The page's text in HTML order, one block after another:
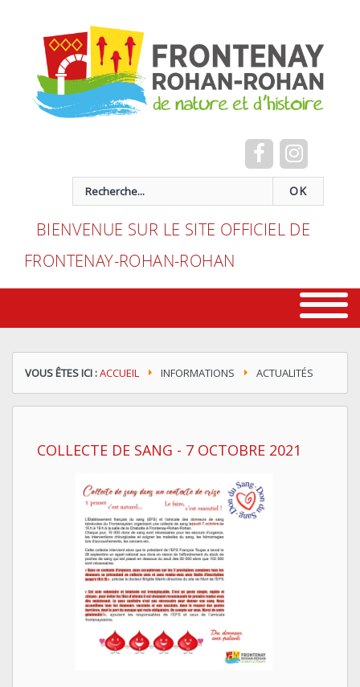
OK
BIENVENUE SUR LE SITE OFFICIEL DE
FRONTENAY-ROHAN-ROHAN
VOUS ÊTES ICI :ACCUEIL INFORMATIONS ACTUALITÉS
COLLECTE DE SANG - 7 OCTOBRE 2021